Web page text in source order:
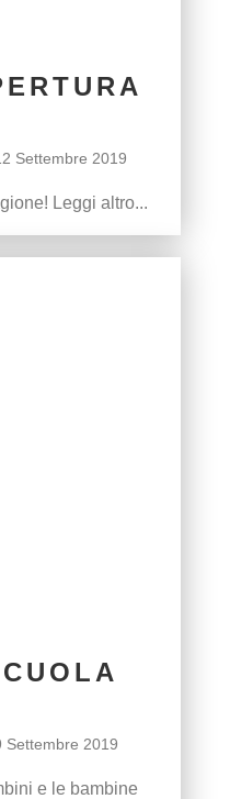
Settembre 2019
Leggi altro...
Settembre 2019
e le bambine